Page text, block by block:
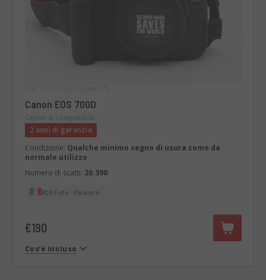
Canon EOS 700D
2 anni di garanzia
Condizione: Qualche minimo segno di usura come da
normale utilizzo
Numero di scatti: 20.390
RCE Foto - Palermo
€190
Cos’è incluso